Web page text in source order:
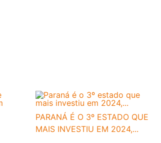
PARANÁ É O 3º ESTADO QUE
MAIS INVESTIU EM 2024,...